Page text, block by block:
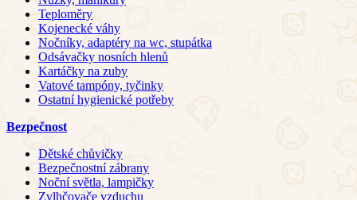
Teploměry
Kojenecké váhy
Nočníky, adaptéry na wc, stupátka
Odsávačky nosních hlenů
Kartáčky na zuby
Vatové tampóny, tyčinky
Ostatní hygienické potřeby
Bezpečnost
Dětské chůvičky
Bezpečnostní zábrany
Noční světla, lampičky
Zvlhčovače vzduchu